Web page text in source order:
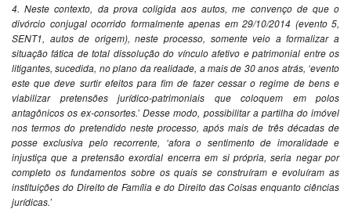
4. Neste contexto, da prova coligida aos autos, me convenço de que o
divórcio conjugal ocorrido formalmente apenas em 29/10/2014 (evento 5,
SENT1, autos de origem), neste processo, somente veio a formalizar a
situação fática de total dissolução do vínculo afetivo e patrimonial entre os
litigantes, sucedida, no plano da realidade, a mais de 30 anos atrás, ‘evento
este que deve surtir efeitos para fim de fazer cessar o regime de bens e
viabilizar pretensões jurídico-patrimoniais que coloquem em polos
antagônicos os ex-consortes.’ Desse modo, possibilitar a partilha do imóvel
nos termos do pretendido neste processo, após mais de três décadas de
posse exclusiva pelo recorrente, ‘afora o sentimento de imoralidade e
injustiça que a pretensão exordial encerra em si própria, seria negar por
completo os fundamentos sobre os quais se construíram e evoluíram as
instituições do Direito de Família e do Direito das Coisas enquanto ciências
jurídicas.’